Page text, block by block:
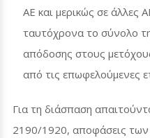
ΑΕ και μερικώς σε άλλες
ταυτόχρονα το σύνολο
απόδοσης στους
από τις επωφελούμενες
Για τη διάσπαση
2190/1920, αποφάσεις